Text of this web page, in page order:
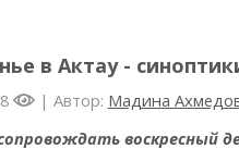
в Актау -
| Автор: Мадина
воскресный